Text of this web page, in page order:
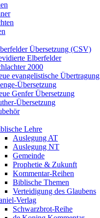
Übersetzung (CSV)
Elberfelder
2000
evangelistische Übertragung
Übersetzung
Genfer Übersetzung
Übersetzung
Lehre
Auslegung AT
Auslegung NT
Gemeinde
Prophetie & Zukunft
Kommentar-Reihen
Biblische Themen
Verteidigung des Glaubens
Verlag
Schwarzbrot-Reihe